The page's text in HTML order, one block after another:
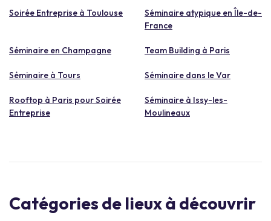
Soirée Entreprise à Toulouse
Séminaire atypique en Île-de-
France
Séminaire en Champagne Team Building à Paris
Séminaire à Tours Séminaire dans le Var
Rooftop à Paris pour Soirée
Entreprise
Séminaire à Issy-les-
Moulineaux
Catégories de lieux à découvrir